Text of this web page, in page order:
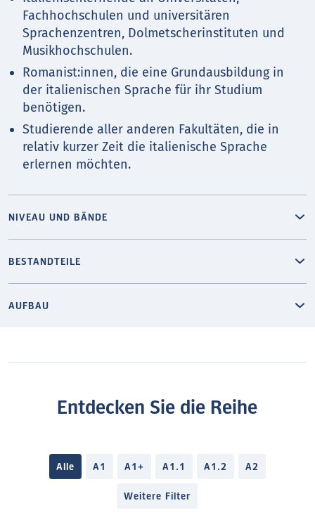
Fachhochschulen und universitären
Sprachenzentren, Dolmetscherinstituten und
Musikhochschulen.
Romanist:innen, die eine Grundausbildung in
der italienischen Sprache für ihr Studium
benötigen.
Studierende aller anderen Fakultäten, die in
relativ kurzer Zeit die italienische Sprache
erlernen möchten.
NIVEAU UND BÄNDE
BESTANDTEILE
AUFBAU
Entdecken Sie die Reihe
Alle A1 A1+ A1.1 A1.2 A2
Weitere Filter